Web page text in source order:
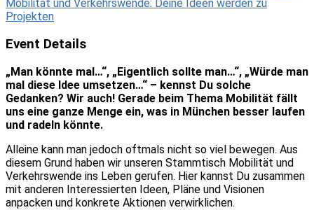
Mobilität und Verkehrswende: Deine Ideen werden zu
Projekten
Event Details
„Man könnte mal…“, „Eigentlich sollte man…“, „Würde man
mal diese Idee umsetzen…“ – kennst Du solche
Gedanken? Wir auch! Gerade beim Thema Mobilität fällt
uns eine ganze Menge ein, was in München besser laufen
und radeln könnte.
Alleine kann man jedoch oftmals nicht so viel bewegen. Aus
diesem Grund haben wir unseren Stammtisch Mobilität und
Verkehrswende ins Leben gerufen. Hier kannst Du zusammen
mit anderen Interessierten Ideen, Pläne und Visionen
anpacken und konkrete Aktionen verwirklichen.